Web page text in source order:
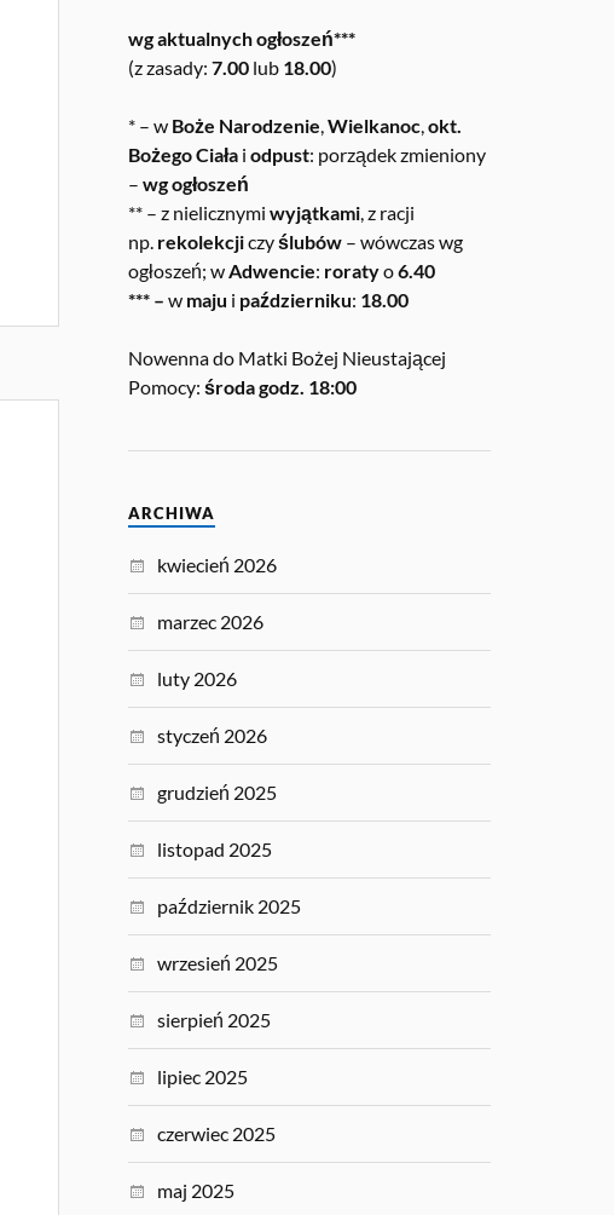
wg aktualnych ogłoszeń***
(z zasady:7.00 lub 18.00)
* – w Boże Narodzenie,Wielkanoc,okt.
Bożego Ciała iodpust: porządek zmieniony
–wg ogłoszeń
** – z nielicznymiwyjątkami, z racji
np. rekolekcjiczyślubów – wówczas wg
ogłoszeń; wAdwencie: roratyo6.40
*** –w maju i październiku: 18.00
Nowenna do Matki Bożej Nieustającej
Pomocy:środa godz. 18:00
ARCHIWA
kwiecień 2026
marzec 2026
luty 2026
styczeń 2026
grudzień 2025
listopad 2025
październik 2025
wrzesień 2025
sierpień 2025
lipiec 2025
czerwiec 2025
maj 2025